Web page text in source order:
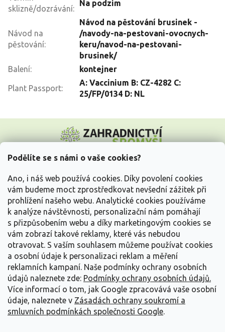
Podělíte se s námi o vaše cookies?
Ano, i náš web používá cookies. Díky povolení cookies
vám budeme moct zprostředkovat nevšední zážitek při
prohlížení našeho webu. Analytické cookies používáme
k analýze návštěvnosti, personalizační nám pomáhají
s přizpůsobením webu a díky marketingovým cookies se
vám zobrazí takové reklamy, které vás nebudou
otravovat. S vaším souhlasem můžeme používat cookies
a osobní údaje k personalizaci reklam a měření
reklamních kampaní. Naše podmínky ochrany osobních
údajů naleznete zde: Podmínky ochrany osobních údajů.
Více informací o tom, jak Google zpracovává vaše osobní
údaje, naleznete v Zásadách ochrany soukromí a
smluvních podmínkách společnosti Google.
sklizně/dozrávání:
Na podzim
Návod na
pěstování:
Návod na pěstování brusinek -
/navody-na-pestovani-ovocnych-
keru/navod-na-pestovani-
brusinek/
Balení: kontejner
Plant Passport:
A: Vaccinium B: CZ-4282 C:
25/FP/0134 D: NL
p
Vše o nákupu
Informace pro Vás
Kontakujte nás